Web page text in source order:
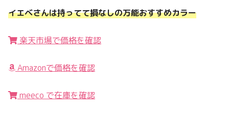
イエベさんは持ってて損なしの万能おすすめカラー
楽天市場で価格を確認
Amazonで価格を確認
meeco で在庫を確認